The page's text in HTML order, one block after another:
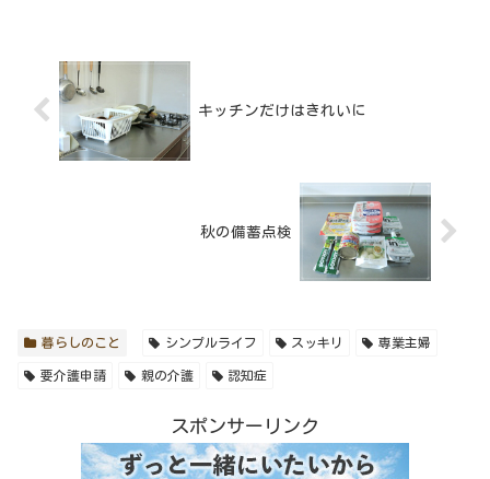
キッチンだけはきれいに
秋の備蓄点検
暮らしのこと シンプルライフ スッキリ 専業主婦
要介護申請 親の介護 認知症
スポンサーリンク